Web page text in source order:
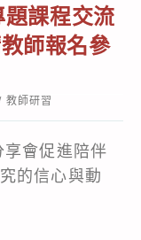
題課程交流
師報名參
教師研習
會促進陪伴
的信心與動